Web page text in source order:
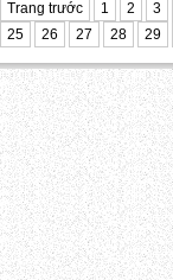
Trang trước 1 2 3
25
26 27 28 29